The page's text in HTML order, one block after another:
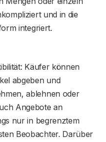
und in die
integriert.
Käufer können
abgeben und
ablehnen oder
Angebote an
nur in begrenztem
Beobachter. Darüber